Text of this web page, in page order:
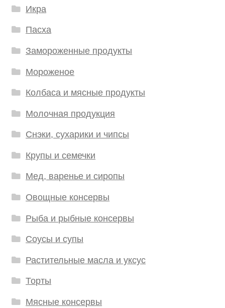
Икра
Пасха
Замороженные продукты
Мороженое
Колбаса и мясные продукты
Молочная продукция
Снэки, сухарики и чипсы
Крупы и семечки
Мед, варенье и сиропы
Овощные консервы
Рыба и рыбные консервы
Соусы и супы
Растительные масла и уксус
Торты
Мясные консервы